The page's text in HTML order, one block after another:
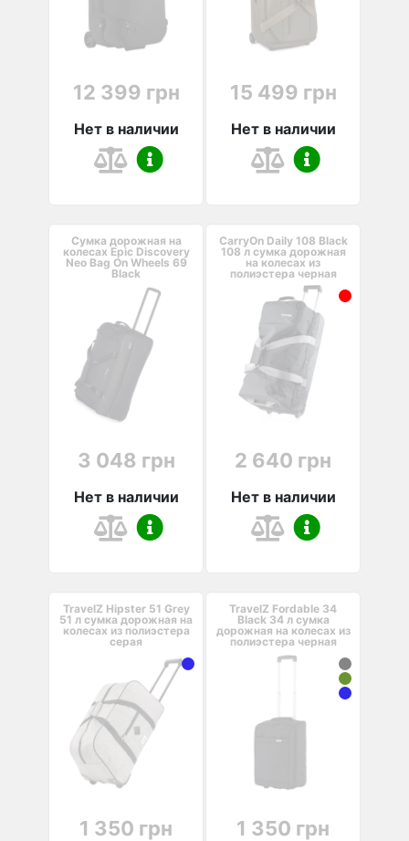
12 399 грн
Нет в наличии
15 499 грн
Нет в наличии
Сумка дорожная на
колесах Epic Discovery
Neo Bag On Wheels 69
Black
3 048 грн
Нет в наличии
CarryOn Daily 108 Black
108 л сумка дорожная
на колесах из
полиэстера черная
2 640 грн
Нет в наличии
TravelZ Hipster 51 Grey
51 л сумка дорожная на
колесах из полиэстера
серая
1 350 грн
TravelZ Fordable 34
Black 34 л сумка
дорожная на колесах из
полиэстера черная
1 350 грн